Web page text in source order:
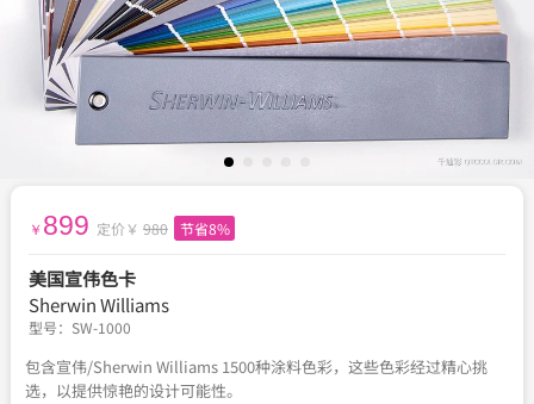
￥ 899 定价￥ 980 节省8%
美国宣伟色卡
Sherwin Williams
型号： SW-1000
包含宣伟/Sherwin Williams 1500种涂料色彩，这些色彩经过精心挑
选，以提供惊艳的设计可能性。